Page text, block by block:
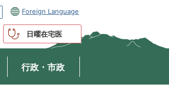
Foreign Language
日曜在宅医
行政・市政